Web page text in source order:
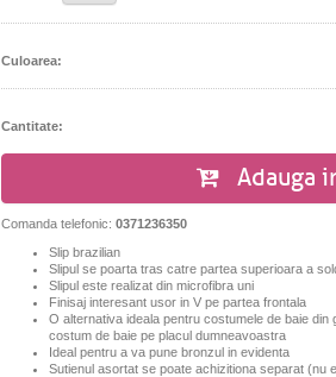
Culoarea:
Cantitate:
Adauga
Comanda telefonic: 0371236350
Slip brazilian
Slipul se poarta tras catre partea superioara a
Slipul este realizat din microfibra uni
Finisaj interesant usor in V pe partea frontala
O alternativa ideala pentru costumele de baie
costum de baie pe placul dumneavoastra
Ideal pentru a va pune bronzul in evidenta
Sutienul asortat se poate achizitiona separat (nu